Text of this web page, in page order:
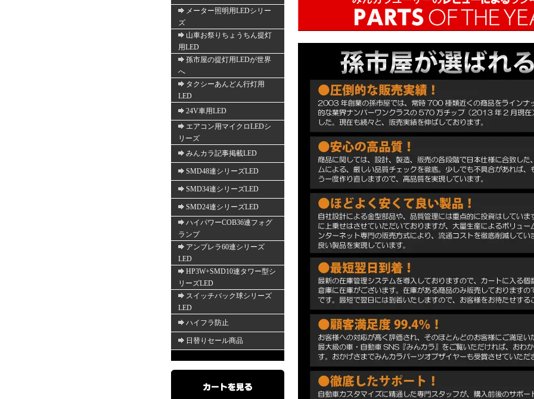
メーター照明用LEDシリー
ズ
山車お祭りちょうちん提灯
用LED
孫市屋の提灯用LEDが世界
へ
タクシーあんどん行灯用
LED
24V車用LED
エアコン用マイクロLEDシ
リーズ
みんカラ記事掲載LED
SMD48連シリーズLED
SMD34連シリーズLED
SMD24連シリーズLED
ハイパワーCOB36連フォグ
ランプ
アンブレラ60連シリーズ
LED
HP3W+SMD10連タワー型シ
リーズLED
スイッチバック球シリーズ
LED
ハイフラ防止
日替りセール商品